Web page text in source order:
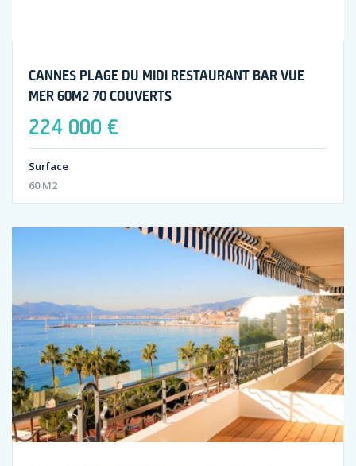
CANNES PLAGE DU MIDI RESTAURANT BAR VUE
MER 60M2 70 COUVERTS
224 000 €
Surface
60 M2